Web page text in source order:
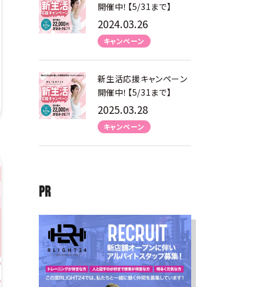
開催中！【5/31まで】
2024.03.26
キャンペーン
新生活応援キャンペーン
開催中！【5/31まで】
2025.03.28
キャンペーン
PR